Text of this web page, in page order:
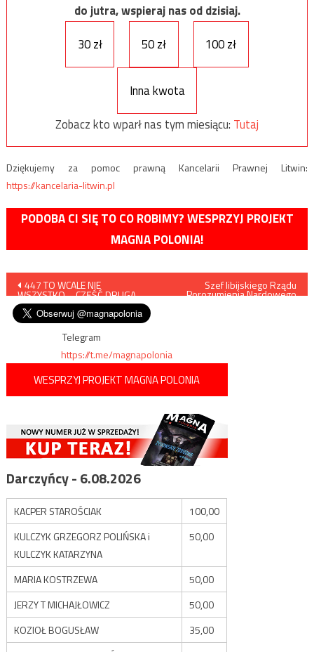
do jutra, wspieraj nas od dzisiaj.
30 zł
50 zł 100 zł
Inna kwota
Zobacz kto wparł nas tym miesiącu: Tutaj
Dziękujemy za pomoc prawną Kancelarii Prawnej Litwin:
https://kancelaria-litwin.pl
PODOBA CI SIĘ TO CO ROBIMY? WESPRZYJ PROJEKT
MAGNA POLONIA!
Nawigacja
wpisu
447 TO WCALE NIE
WSZYSTKO – CZĘŚĆ DRUGA
Szef libijskiego Rządu
Porozumienia Nardowego
Telegram
https://t.me/magnapolonia
WESPRZYJ PROJEKT MAGNA POLONIA
Darczyńcy - 6.08.2026
KACPER STAROŚCIAK
100,00
KULCZYK GRZEGORZ POLIŃSKA i
KULCZYK KATARZYNA
50,00
MARIA KOSTRZEWA
50,00
JERZY T MICHAJŁOWICZ
50,00
KOZIOŁ BOGUSŁAW
35,00